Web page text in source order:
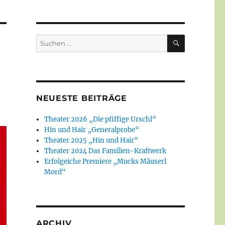
Suchen
nach:
SUCHEN
NEUESTE BEITRÄGE
Theater 2026 „Die pfiffige Urschl“
Hin und Hair „Generalprobe“
Theater 2025 „Hin und Hair“
Theater 2024 Das Familien-Kraftwerk
Erfolgeiche Premiere „Mucks Mäuserl
Mord“
ARCHIV